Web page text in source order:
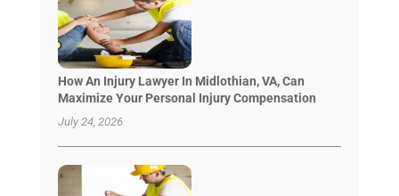
How An Injury Lawyer In Midlothian, VA, Can
Maximize Your Personal Injury Compensation
July 24, 2026